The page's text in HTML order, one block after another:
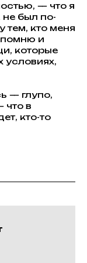
— что я
не был по-
тем, кто меня
помню и
которые
условиях,
— глупо,
что в
кто-то